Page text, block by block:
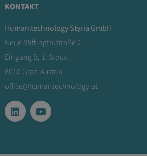
KONTAKT
Human.technology Styria GmbH
Neue Stiftingtalstraße 2
Eingang B, 1. Stock
8010 Graz, Austria
office@humantechnology.at